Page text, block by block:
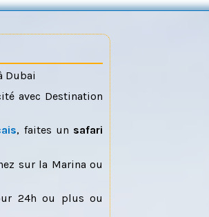
Dubai
avec Destination
, faites un safari
sur la Marina ou
24h ou plus ou